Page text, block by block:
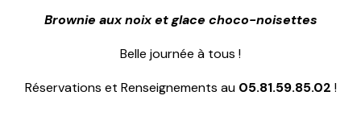
Brownie aux noix et glace choco-noisettes
Belle journée à tous !
Réservations et Renseignements au 05.81.59.85.02 !